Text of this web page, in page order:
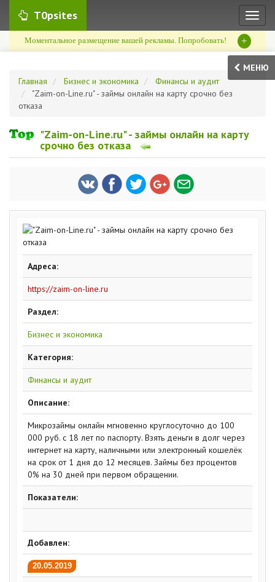
T0psites
Моментальное размещение вашей рекламы. Попробовать! +
МЕНЮ
Главная
Бизнес и экономика
Финансы и аудит
"Zaim-on-Line.ru" - займы онлайн на карту срочно без
отказа
"Zaim-on-Line.ru" - займы онлайн на карту
срочно без отказа
Адреса:
https://zaim-on-line.ru
Раздел:
Бизнес и экономика
Категория:
Финансы и аудит
Описание:
Микрозаймы онлайн мгновенно круглосуточно до 100
000 руб. с 18 лет по паспорту. Взять деньги в долг через
интернет на карту, наличными или электронный кошелёк
на срок от 1 дня до 12 месяцев. Займы без процентов
0% на 30 дней при первом обращении.
Показатели:
Добавлен:
20.05.2019